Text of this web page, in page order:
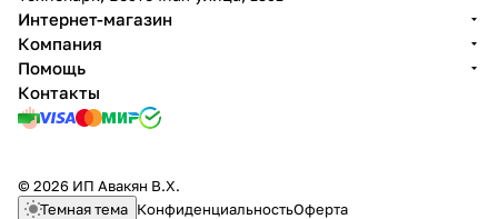
Интернет-магазин
Компания
Помощь
Контакты
© 2026 ИП Авакян В.Х.
Темная тема КонфиденциальностьОферта